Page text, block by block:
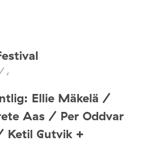
/ ,
Ellie Mäkelä /
Aas / Per Oddvar
Ketil Gutvik +